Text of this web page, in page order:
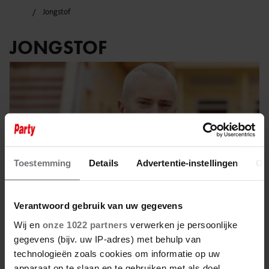
Toestemming Details Advertentie-instellingen
Verantwoord gebruik van uw gegevens
Wij en onze 1022 partners verwerken je persoonlijke
gegevens (bijv. uw IP-adres) met behulp van
technologieën zoals cookies om informatie op uw
Jongstof
JONGSTOF
4 maart 2025